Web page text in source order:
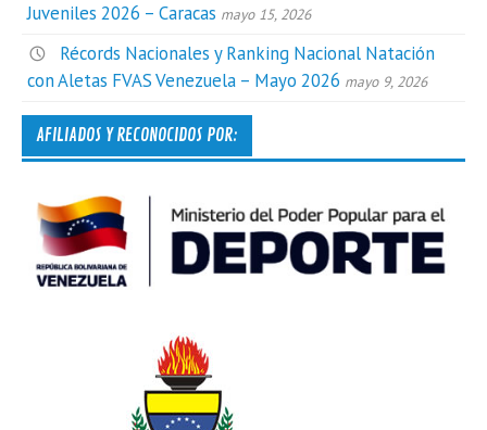
Juveniles 2026 – Caracas mayo 15, 2026
Récords Nacionales y Ranking Nacional Natación
con Aletas FVAS Venezuela – Mayo 2026 mayo 9, 2026
AFILIADOS Y RECONOCIDOS POR: